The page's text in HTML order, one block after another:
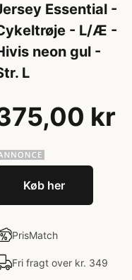
Essential -
- L/Æ -
neon gul -
L
kr
Køb her
PrisMatch
Fri fragt over kr. 349